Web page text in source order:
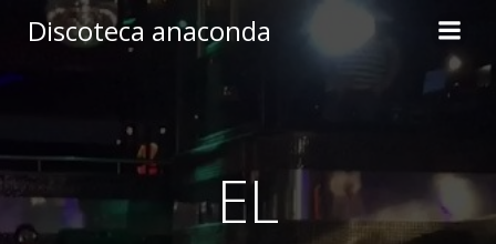
to
Discoteca anaconda
EL